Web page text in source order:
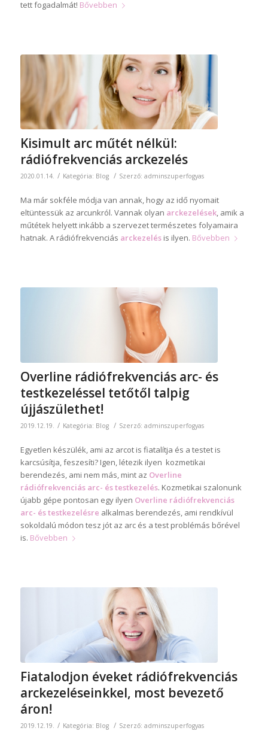
tett fogadalmát! Bővebben
Kisimult arc műtét nélkül:
rádiófrekvenciás arckezelés
2020.01.14. / Kategória: Blog / Szerző: adminszuperfogyas
Ma már sokféle módja van annak, hogy az idő nyomait
eltüntessük az arcunkról. Vannak olyan arckezelések, amik a
műtétek helyett inkább a szervezet természetes folyamaira
hatnak. A rádiófrekvenciás arckezelés is ilyen. Bővebben
Overline rádiófrekvenciás arc- és
testkezeléssel tetőtől talpig
újjászülethet!
2019.12.19. / Kategória: Blog / Szerző: adminszuperfogyas
Egyetlen készülék, ami az arcot is fiatalítja és a testet is
karcsúsítja, feszesíti? Igen, létezik ilyen kozmetikai
berendezés, ami nem más, mint az Overline
rádiófrekvenciás arc- és testkezelés. Kozmetikai szalonunk
újabb gépe pontosan egy ilyen Overline rádiófrekvenciás
arc- és testkezelésre alkalmas berendezés, ami rendkívül
sokoldalú módon tesz jót az arc és a test problémás bőrével
is. Bővebben
Fiatalodjon éveket rádiófrekvenciás
arckezeléseinkkel, most bevezető
áron!
2019.12.19. / Kategória: Blog / Szerző: adminszuperfogyas